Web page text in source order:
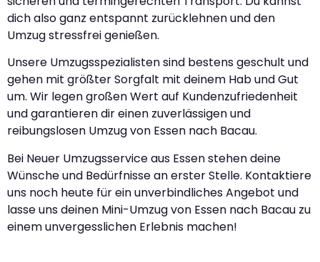
dich also ganz entspannt zurücklehnen und den
Umzug stressfrei genießen.
Unsere Umzugsspezialisten sind bestens geschult und
gehen mit größter Sorgfalt mit deinem Hab und Gut
um. Wir legen großen Wert auf Kundenzufriedenheit
und garantieren dir einen zuverlässigen und
reibungslosen Umzug von Essen nach Bacau.
Bei Neuer Umzugsservice aus Essen stehen deine
Wünsche und Bedürfnisse an erster Stelle. Kontaktiere
uns noch heute für ein unverbindliches Angebot und
lasse uns deinen Mini-Umzug von Essen nach Bacau zu
einem unvergesslichen Erlebnis machen!